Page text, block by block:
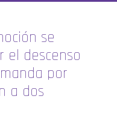
se
el descenso
por
a dos